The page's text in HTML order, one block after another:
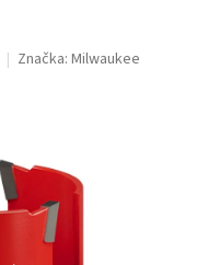
Značka: Milwaukee